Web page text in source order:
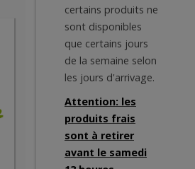
certains produits ne
sont disponibles
que certains jours
de la semaine selon
les jours d'arrivage.
Attention: les
produits frais
sont à retirer
avant le samedi